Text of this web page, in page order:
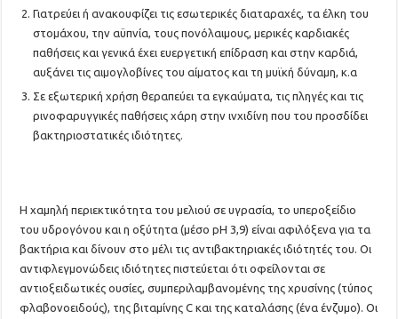
Γιατρεύει ή ανακουφίζει τις εσωτερικές διαταραχές, τα έλκη του
στομάχου, την αϋπνία, τους πονόλαιμους, μερικές καρδιακές
παθήσεις και γενικά έχει ευεργετική επίδραση και στην καρδιά,
αυξάνει τις αιμογλοβίνες του αίματος και τη μυϊκή δύναμη, κ.α
Σε εξωτερική χρήση θεραπεύει τα εγκαύματα, τις πληγές και τις
ρινοφαρυγγικές παθήσεις χάρη στην ινχιδίνη που του προσδίδει
βακτηριοστατικές ιδιότητες.
Η χαμηλή περιεκτικότητα του μελιού σε υγρασία, το υπεροξείδιο
του υδρογόνου και η οξύτητα (μέσο pH 3,9) είναι αφιλόξενα για τα
βακτήρια και δίνουν στο μέλι τις αντιβακτηριακές ιδιότητές του. Οι
αντιφλεγμονώδεις ιδιότητες πιστεύεται ότι οφείλονται σε
αντιοξειδωτικές ουσίες, συμπεριλαμβανομένης της χρυσίνης (τύπος
φλαβονοειδούς), της βιταμίνης C και της καταλάσης (ένα ένζυμο). Οι